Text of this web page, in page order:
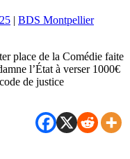
| BDS Montpellier
place de la Comédie faite
l’État à verser 1000€
de justice